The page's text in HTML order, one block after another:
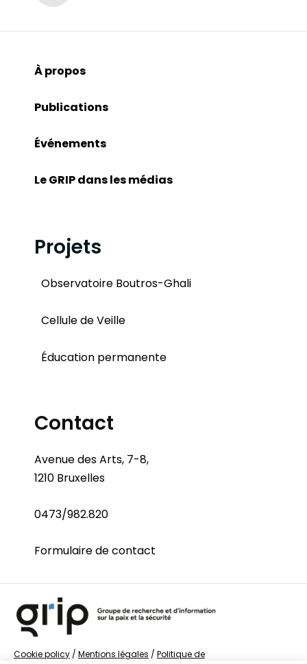
À propos
Publications
Événements
Le GRIP dans les médias
Projets
Observatoire Boutros-Ghali
Cellule de Veille
Éducation permanente
Contact
Avenue des Arts, 7-8,
1210 Bruxelles
0473/982.820
Formulaire de contact
Cookie policy / Mentions légales / Politique de